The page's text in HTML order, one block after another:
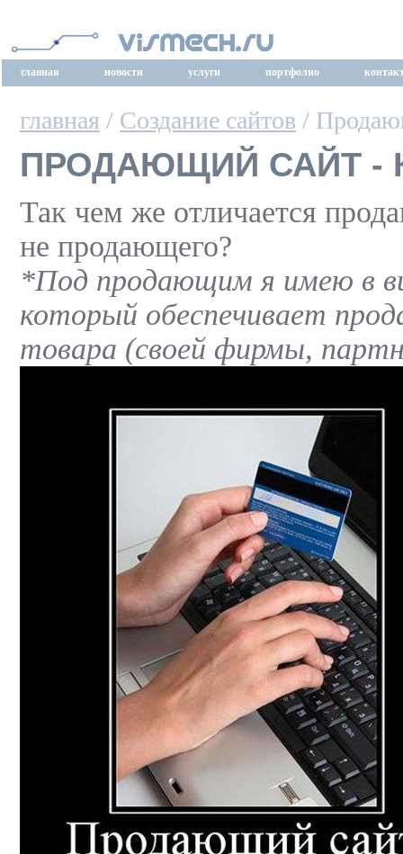
главная новости услуги портфолио
главная / Создание сайтов /
ПРОДАЮЩИЙ САЙТ -
Так чем же отличается
не продающего?
*Под продающим я имею в
который обеспечивает
товара (своей фирмы,